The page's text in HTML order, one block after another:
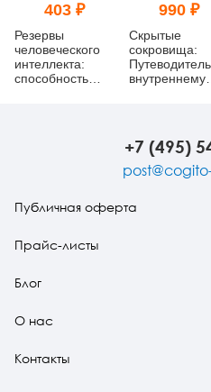
403 ₽
Резервы
человеческого
интеллекта:
способность
990 ₽
Скрытые
сокровища:
внутреннему
+7 (495)
Публичная оферта
Прайс-листы
Блог
О нас
Контакты